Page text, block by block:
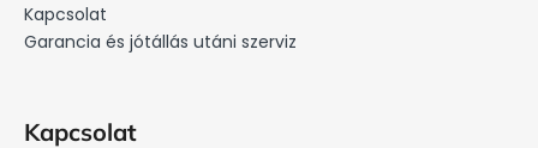
í
Kapcsolat
Garancia és jótállás utáni szerviz
Kapcsolat